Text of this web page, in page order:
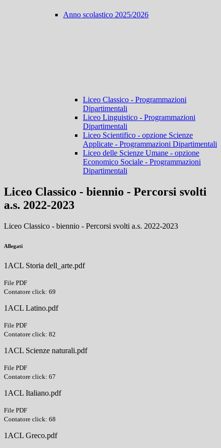
Anno scolastico 2025/2026
Liceo Classico - Programmazioni
Dipartimentali
Liceo Linguistico - Programmazioni
Dipartimentali
Liceo Scientifico - opzione Scienze
Applicate - Programmazioni Dipartimentali
Liceo delle Scienze Umane - opzione
Economico Sociale - Programmazioni
Dipartimentali
Liceo Classico - biennio - Percorsi svolti
a.s. 2022-2023
Liceo Classico - biennio - Percorsi svolti a.s. 2022-2023
Allegati
1ACL Storia dell_arte.pdf
File PDF
Contatore click: 69
1ACL Latino.pdf
File PDF
Contatore click: 82
1ACL Scienze naturali.pdf
File PDF
Contatore click: 67
1ACL Italiano.pdf
File PDF
Contatore click: 68
1ACL Greco.pdf